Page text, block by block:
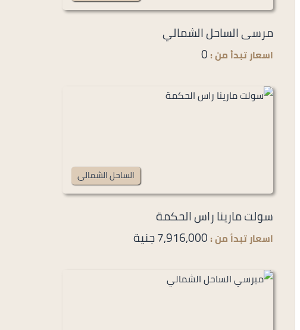
مرسى الساحل الشمالي
اسعار تبدأ من : 0
الساحل الشمالي
سولت مارينا راس الحكمة
اسعار تبدأ من : 7,916,000 جنية